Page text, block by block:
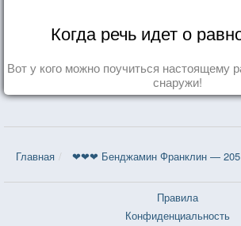
Когда речь идет о
Вот у кого можно поучиться настоящему
снаружи!
Главная ❤❤❤ Бенджамин Франклин — 205
Правила
Конфиденциальность